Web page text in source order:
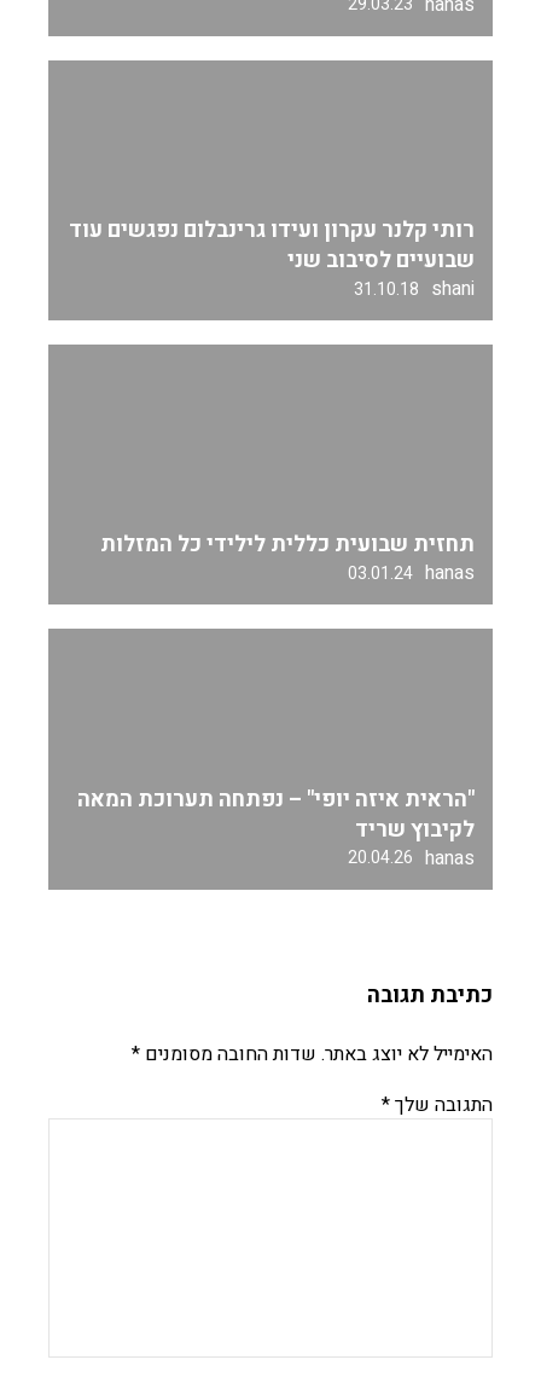
רותי קלנר עקרון ועידו גרינבלום נפגשים עוד
שבועיים לסיבוב שני
shani
31.10.18
תחזית שבועית כללית לילידי כל המזלות
hanas
03.01.24
"הראית איזה יופי" – נפתחה תערוכת המאה
לקיבוץ שריד
hanas
20.04.26
כתיבת תגובה
האימייל לא יוצג באתר. שדות החובה מסומנים *
התגובה שלך*